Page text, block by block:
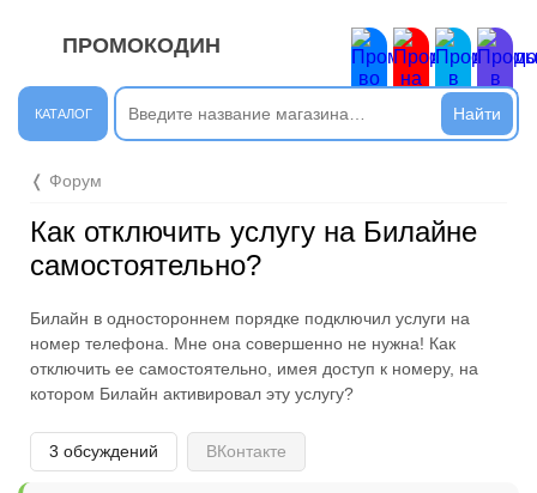
ПРОМОКОДИН
КАТАЛОГ
❬ Форум
Как отключить услугу на Билайне
самостоятельно?
Билайн в одностороннем порядке подключил услуги на
номер телефона. Мне она совершенно не нужна! Как
отключить ее самостоятельно, имея доступ к номеру, на
котором Билайн активировал эту услугу?
3 обсуждений ВКонтакте
Новые сообщения ЗАКРЫТЬ
найдёте интересные новости.
Открыть полностью
Подпишись на наш ТГ-канал и получай свежие акции и
промокоды каждый день!
Открыть полностью